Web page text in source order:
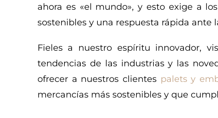
ahora es «el mundo», y esto exige a
sostenibles y una respuesta rápida ante
Fieles a nuestro espíritu innovador,
tendencias de las industrias y las
ofrecer a nuestros clientes palets y
mercancías más sostenibles y que